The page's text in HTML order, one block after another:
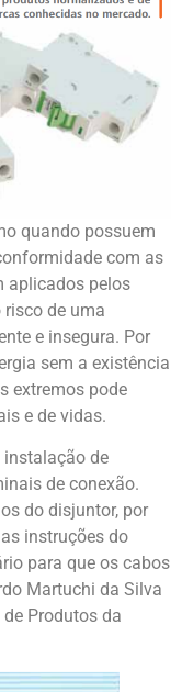
quando possuem
com as
aplicados pelos
risco de uma
e insegura. Por
sem a existência
extremos pode
e de vidas.
instalação de
de conexão.
do disjuntor, por
instruções do
para que os cabos
Martuchi da Silva
Produtos da